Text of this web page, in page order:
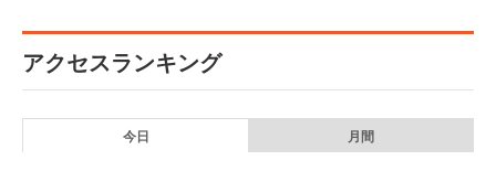
アクセスランキング
今日 月間